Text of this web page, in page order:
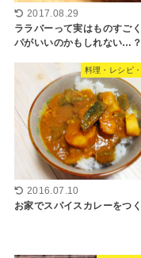
2017.08.29
ララバーって実はものすご
パがいいのかもしれない…？
料理・レシピ
2016.07.10
お家でスパイスカレーをつ